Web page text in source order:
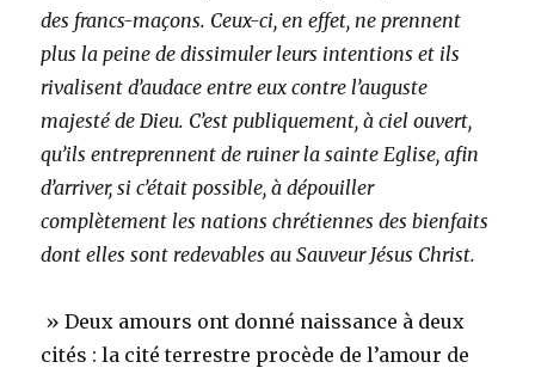
des francs-maçons. Ceux-ci, en effet, ne prennent
plus la peine de dissimuler leurs intentions et ils
rivalisent d’audace entre eux contre l’auguste
majesté de Dieu. C’est publiquement, à ciel ouvert,
qu’ils entreprennent de ruiner la sainte Eglise, afin
d’arriver, si c’était possible, à dépouiller
complètement les nations chrétiennes des bienfaits
dont elles sont redevables au Sauveur Jésus Christ.
» Deux amours ont donné naissance à deux
cités : la cité terrestre procède de l’amour de